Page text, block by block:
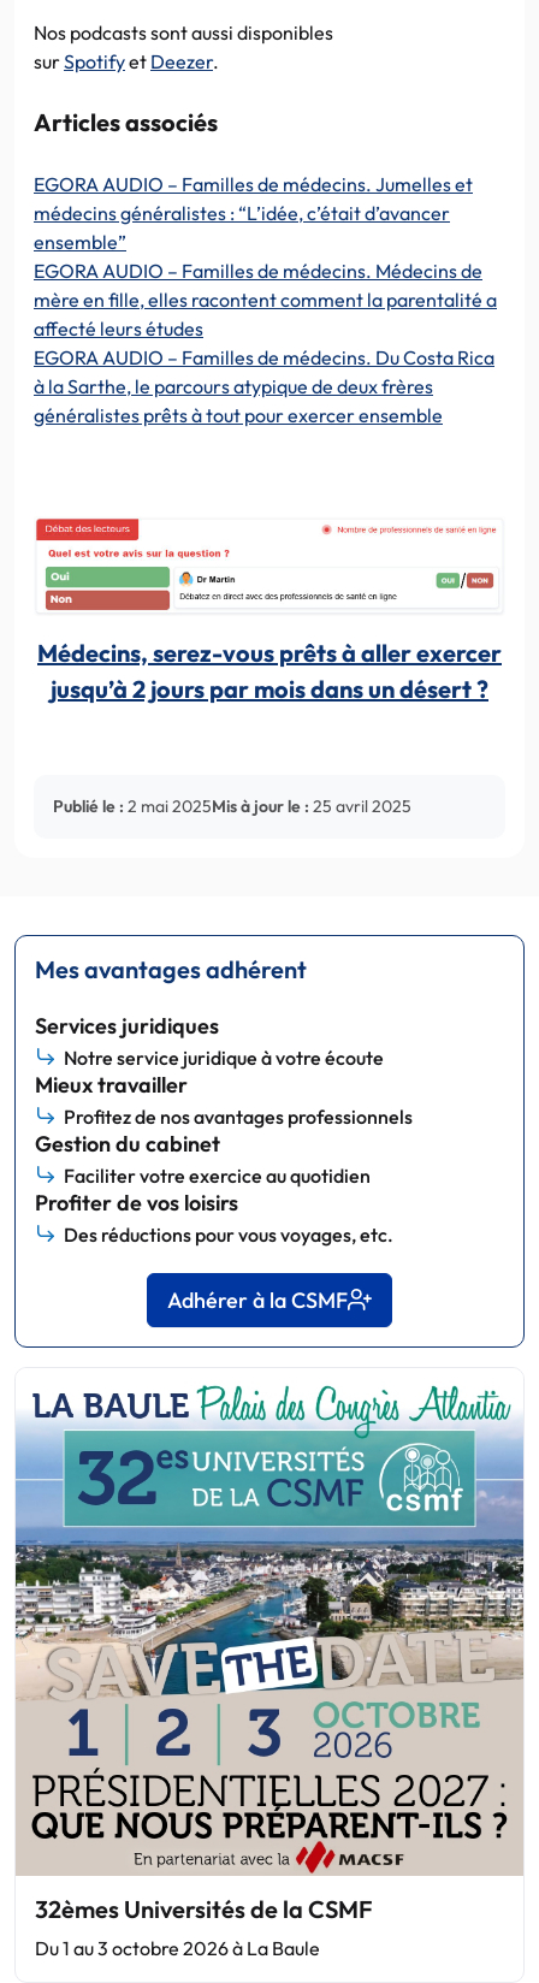
Nos podcasts sont aussi disponibles
surSpotifyet Deezer.
Articles associés
EGORA AUDIO – Familles de médecins. Jumelles et
médecins généralistes : “L’idée, c’était d’avancer
ensemble”
EGORA AUDIO – Familles de médecins. Médecins de
mère en fille, elles racontent comment la parentalité a
affecté leurs études
EGORA AUDIO – Familles de médecins. Du Costa Rica
à la Sarthe, le parcours atypique de deux frères
généralistes prêts à tout pour exercer ensemble
Médecins, serez-vous prêts à aller exercer
jusqu’à 2 jours par mois dans un désert ?
Publié le : 2 mai 2025Mis à jour le : 25 avril 2025
Mes avantages adhérent
Services juridiques
Notre service juridique à votre écoute
Mieux travailler
Profitez de nos avantages professionnels
Gestion du cabinet
Faciliter votre exercice au quotidien
Profiter de vos loisirs
Des réductions pour vous voyages, etc.
Adhérer à la CSMF
32èmes Universités de la CSMF
Du 1 au 3 octobre 2026 à La Baule